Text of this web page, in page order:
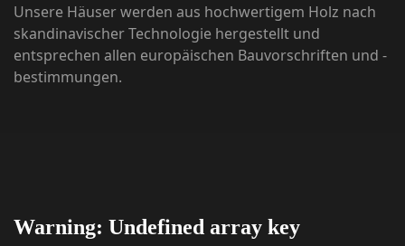
Unsere Häuser werden aus hochwertigem Holz nach
skandinavischer Technologie hergestellt und
entsprechen allen europäischen Bauvorschriften und -
bestimmungen.
Warning: Undefined array key